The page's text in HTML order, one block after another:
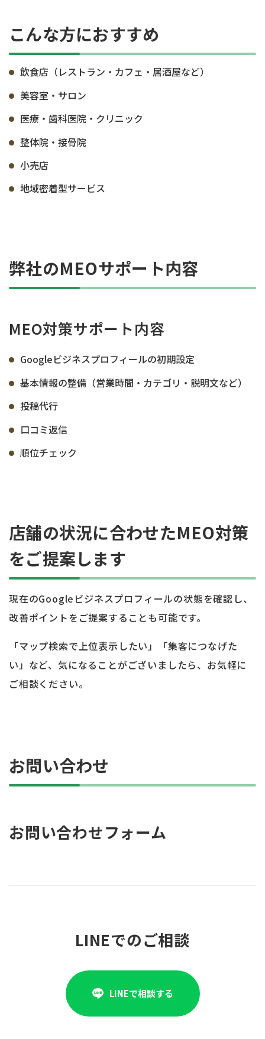
こんな方におすすめ
飲食店（レストラン・カフェ・居酒屋など）
美容室・サロン
医療・歯科医院・クリニック
整体院・接骨院
小売店
地域密着型サービス
弊社のMEOサポート内容
MEO対策サポート内容
Googleビジネスプロフィールの初期設定
基本情報の整備（営業時間・カテゴリ・説明文など）
投稿代行
口コミ返信
順位チェック
店舗の状況に合わせたMEO対策
をご提案します
現在のGoogleビジネスプロフィールの状態を確認し、
改善ポイントをご提案することも可能です。
「マップ検索で上位表示したい」「集客につなげた
い」など、気になることがございましたら、お気軽に
ご相談ください。
お問い合わせ
お問い合わせフォーム
LINEでのご相談
LINEで相談する